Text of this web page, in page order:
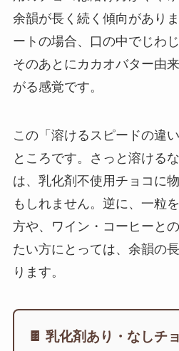
余韻が長く続く傾向があり
ートの場合、口の中でじわ
そのあとにカカオバター由
がる感覚です。
この「溶けるスピードの違
ところです。さっと溶ける
は、乳化剤不使用チョコに
もしれません。逆に、一粒
方や、ワイン・コーヒーと
たい方にとっては、余韻の
ります。
🍫 乳化剤あり・なしチ